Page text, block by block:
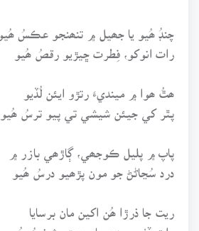
چنڊُ ھُيو يا جھيل ۾ تنھنجو عڪسُ ھُيو
رات انوکو، فِطرت ڇيڙيو رقصُ ھُيو
ھٿُ ھوا ۾ مينديءَ رتڙو ايئن لُڏيو
پٿر کي جيئن شيشي تي پيو ترسُ ھُيو
پاپ ۾ پليل ڪوجھي، ڳاڙھي بازر ۾
درد سُڃاڻڻ جو مون پڙھيو درسُ ھُيو
ريت جا ذرڙا ھُن اکين مان برسايا
رات ڏِٺو مون درياھ جھڙو شخصُ ھُيو